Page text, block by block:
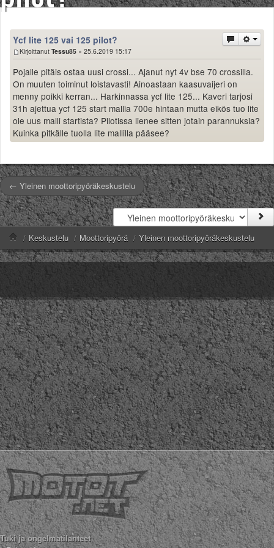
Säännöt ja ohjeet
Uudet kuvat
Uudet videot
Uudet kommentit
MYYDÄÄN
Haku
Ohjeet
Ajoneuvot
Osat
TAPAHTUMAT
MP15 kuvia
MP14 kuvia
MP13 kuvia
ACS 2015 kuvia
Lisää uusi tapahtuma
UUTISET
Helsingin sää
Tampereen sää
Turun sää
Oulun sää
Kuopion sää
Rovaniemen sää
MUUT
VIP-jäsenyys
Paidat ja vaatteet
Suunnittele oma paita
Mainostus
Palaute
Kevytversio
Ycf lite 125 vai 125 pilot?
Kirjoittanut Tessu85 » 25.6.2019 15:17
Pojalle pitäis ostaa uusi crossi... Ajanut nyt 4v bse 70 crossilla.
On muuten toiminut loistavasti! Ainoastaan kaasuvaijeri on
menny poikki kerran... Harkinnassa ycf lite 125... Kaveri tarjosi
31h ajettua ycf 125 start mallia 700e hintaan mutta eikös tuo lite
ole uus malli startista? Pilotissa lienee sitten jotain parannuksia?
Kuinka pitkälle tuolla lite mallilla pääsee?
← Yleinen moottoripyöräkeskustelu
/ Keskustelu / Moottoripyörä / Yleinen moottoripyöräkeskustelu
Tuki ja ongelmatilanteet